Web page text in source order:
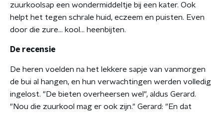
zuurkoolsap een wondermiddeltje bij een kater. Ook
helpt het tegen schrale huid, eczeem en puisten. Even
door die zure... kool... heenbijten.
De recensie
De heren voelden na het lekkere sapje van vanmorgen
de bui al hangen, en hun verwachtingen werden volledig
ingelost. "De bieten overheersen wel", aldus Gerard.
"Nou die zuurkool mag er ook zijn." Gerard: "En dat